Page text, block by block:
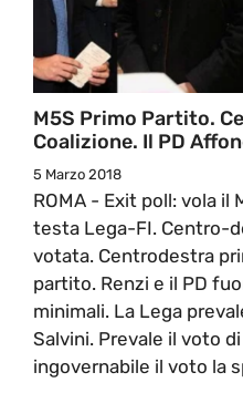
M5S Primo Partito.
Coalizione. Il PD
5 Marzo 2018
ROMA - Exit poll: vola il
testa Lega-FI. Centro-
votata. Centrodestra
partito. Renzi e il PD
minimali. La Lega
Salvini. Prevale il voto
ingovernabile il voto la